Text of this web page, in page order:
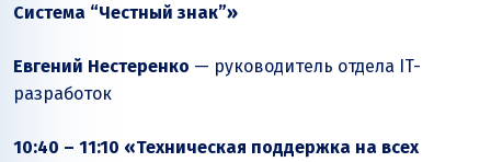
Система “Честный знак”»
Евгений Нестеренко — руководитель отдела IT-
разработок
10:40 – 11:10 «Техническая поддержка на всех